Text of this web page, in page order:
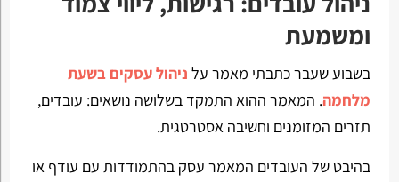
ומשמעת
בשבוע שעבר כתבתי מאמר על ניהול עסקים בשעת
מלחמה. המאמר ההוא התמקד בשלושה נושאים: עובדים,
תזרים המזומנים וחשיבה אסטרטגית.
בהיבט של העובדים המאמר עסק בהתמודדות עם עודף או